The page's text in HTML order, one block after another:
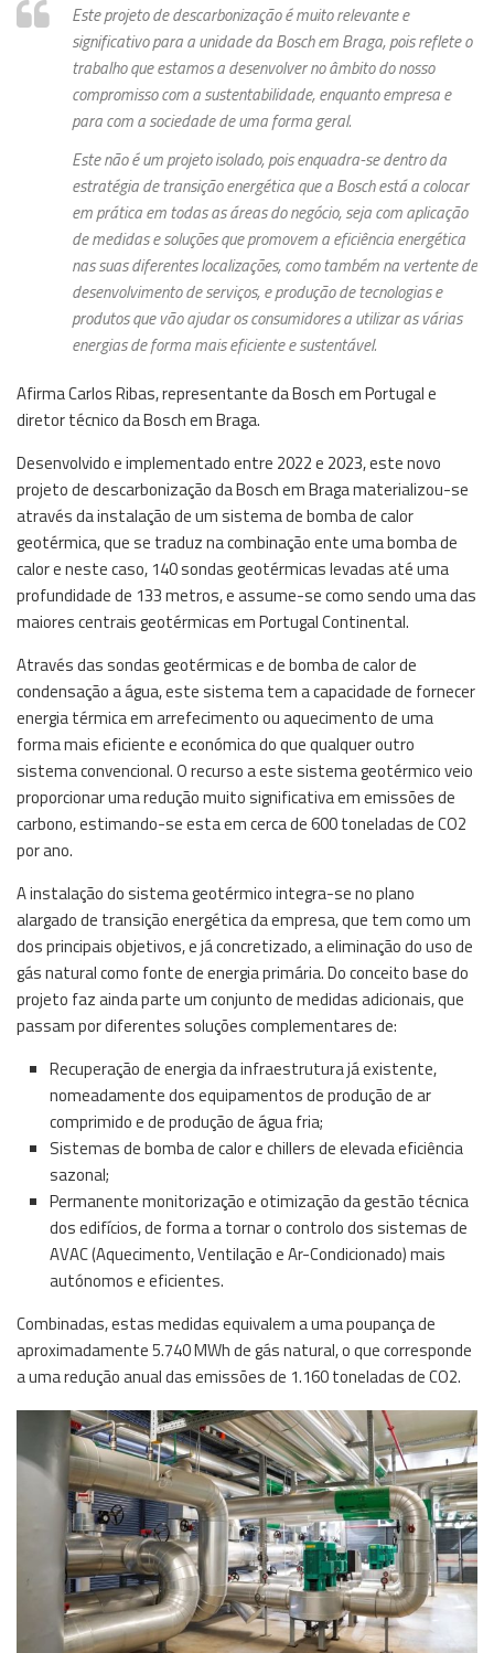
Este projeto de descarbonização é muito relevante e
significativo para a unidade da Bosch em Braga, pois reflete o
trabalho que estamos a desenvolver no âmbito do nosso
compromisso com a sustentabilidade, enquanto empresa e
para com a sociedade de uma forma geral.
Este não é um projeto isolado, pois enquadra-se dentro da
estratégia de transição energética que a Bosch está a colocar
em prática em todas as áreas do negócio, seja com aplicação
de medidas e soluções que promovem a eficiência energética
nas suas diferentes localizações, como também na vertente de
desenvolvimento de serviços, e produção de tecnologias e
produtos que vão ajudar os consumidores a utilizar as várias
energias de forma mais eficiente e sustentável.
Afirma Carlos Ribas, representante da Bosch em Portugal e
diretor técnico da Bosch em Braga.
Desenvolvido e implementado entre 2022 e 2023, este novo
projeto de descarbonização da Bosch em Braga materializou-se
através da instalação de um sistema de bomba de calor
geotérmica, que se traduz na combinação ente uma bomba de
calor e neste caso, 140 sondas geotérmicas levadas até uma
profundidade de 133 metros, e assume-se como sendo uma das
maiores centrais geotérmicas em Portugal Continental.
Através das sondas geotérmicas e de bomba de calor de
condensação a água, este sistema tem a capacidade de fornecer
energia térmica em arrefecimento ou aquecimento de uma
forma mais eficiente e económica do que qualquer outro
sistema convencional. O recurso a este sistema geotérmico veio
proporcionar uma redução muito significativa em emissões de
carbono, estimando-se esta em cerca de 600 toneladas de CO2
por ano.
A instalação do sistema geotérmico integra-se no plano
alargado de transição energética da empresa, que tem como um
dos principais objetivos, e já concretizado, a eliminação do uso de
gás natural como fonte de energia primária. Do conceito base do
projeto faz ainda parte um conjunto de medidas adicionais, que
passam por diferentes soluções complementares de:
Recuperação de energia da infraestrutura já existente,
nomeadamente dos equipamentos de produção de ar
comprimido e de produção de água fria;
Sistemas de bomba de calor e chillers de elevada eficiência
sazonal;
Permanente monitorização e otimização da gestão técnica
dos edifícios, de forma a tornar o controlo dos sistemas de
AVAC (Aquecimento, Ventilação e Ar-Condicionado) mais
autónomos e eficientes.
Combinadas, estas medidas equivalem a uma poupança de
aproximadamente 5.740 MWh de gás natural, o que corresponde
a uma redução anual das emissões de 1.160 toneladas de CO2.